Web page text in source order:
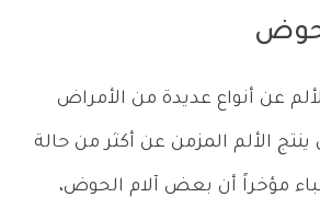
عن أنواع عديدة من الأمراض
ينتج الألم المزمن عن أكثر من حالة
مؤخراً أن بعض آلام الحوض،